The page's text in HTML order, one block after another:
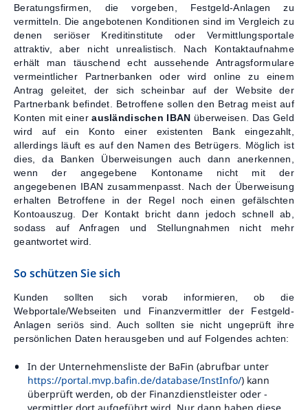
Beratungsfirmen, die vorgeben, Festgeld-Anlagen zu
vermitteln. Die angebotenen Konditionen sind im Vergleich zu
denen seriöser Kreditinstitute oder Vermittlungsportale
attraktiv, aber nicht unrealistisch. Nach Kontaktaufnahme
erhält man täuschend echt aussehende Antragsformulare
vermeintlicher Partnerbanken oder wird online zu einem
Antrag geleitet, der sich scheinbar auf der Website der
Partnerbank befindet. Betroffene sollen den Betrag meist auf
Konten mit einerausländischen IBAN überweisen. Das Geld
wird auf ein Konto einer existenten Bank eingezahlt,
allerdings läuft es auf den Namen des Betrügers. Möglich ist
dies, da Banken Überweisungen auch dann anerkennen,
wenn der angegebene Kontoname nicht mit der
angegebenen IBAN zusammenpasst. Nach der Überweisung
erhalten Betroffene in der Regel noch einen gefälschten
Kontoauszug. Der Kontakt bricht dann jedoch schnell ab,
sodass auf Anfragen und Stellungnahmen nicht mehr
geantwortet wird.
So schützen Sie sich
Kunden sollten sich vorab informieren, ob die
Webportale/Webseiten und Finanzvermittler der Festgeld-
Anlagen seriös sind. Auch sollten sie nicht ungeprüft ihre
persönlichen Daten herausgeben und auf Folgendes achten:
In der Unternehmensliste der BaFin (abrufbar unter
https://portal.mvp.bafin.de/database/InstInfo/) kann
überprüft werden, ob der Finanzdienstleister oder -